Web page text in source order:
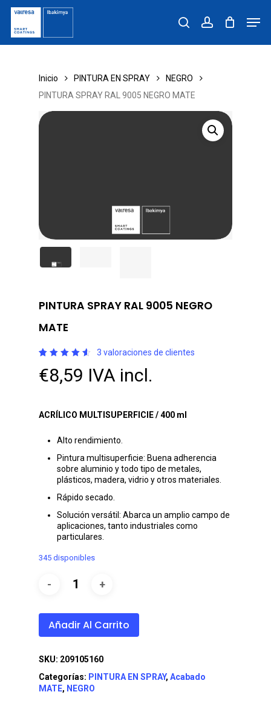
Skip
main
content
searchaccount
Inicio PINTURA EN SPRAY
NEGRO
PINTURA SPRAY RAL 9005 NEGRO MATE
PINTURA SPRAY RAL 9005 NEGRO
MATE
con
4.67 de
de
clientes
3 valoraciones de clientes
€8,59 IVA incl.
ACRÍLICO MULTISUPERFICIE / 400 ml
Alto rendimiento.
Pintura multisuperficie: Buena adherencia
sobre aluminio y todo tipo de metales,
plásticos, madera, vidrio y otros materiales.
Rápido secado.
Solución versátil: Abarca un amplio campo de
aplicaciones, tanto industriales como
particulares.
345 disponibles
Añadir Al Carrito
SKU: 209105160
Categorías: PINTURA EN SPRAY, Acabado
MATE, NEGRO